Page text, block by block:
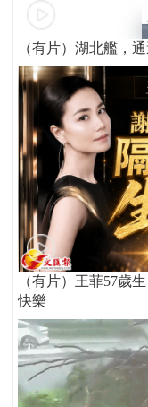
（有片）湖北艦，通
（有片）王菲57歲
快樂